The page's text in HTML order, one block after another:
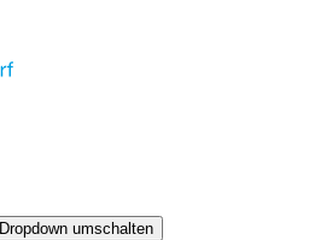
Dropdown umschalten